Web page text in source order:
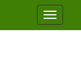
Toggle